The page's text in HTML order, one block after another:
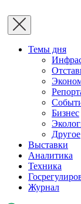
Темы дня
Бизнес
Другое
Выставки
Аналитика
Техника
Журнал